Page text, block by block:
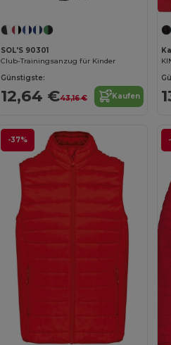
SOL'S 90301
Club-Trainingsanzug für Kinder
Günstigste:
12,64 €43,16 € Kaufen
-37%